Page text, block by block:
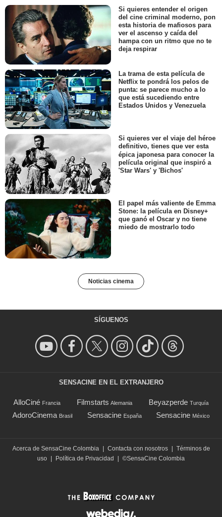
Si quieres entender el origen
del cine criminal moderno, pon
esta historia de mafiosos para
ver el ascenso y caída del
hampa con un ritmo que no te
deja respirar
La trama de esta película de
Netflix te pondrá los pelos de
punta: se parece mucho a lo
que está sucediendo entre
Estados Unidos y Venezuela
Si quieres ver el viaje del héroe
definitivo, tienes que ver esta
épica japonesa para conocer la
película original que inspiró a
'Star Wars' y 'Bichos'
El papel más valiente de Emma
Stone: la película en Disney+
que ganó el Oscar y no tiene
miedo de mostrarlo todo
Noticias cinema
SÍGUENOS
SENSACINE EN EL EXTRANJERO
AlloCiné Francia Filmstarts Alemania Beyazperde Turquía
AdoroCinema Brasil Sensacine España Sensacine México
Acerca de SensaCine Colombia Contacta con nosotros
Términos de
uso
Política de Privacidad ©SensaCine Colombia